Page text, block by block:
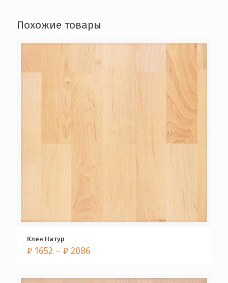
Похожие товары
Клен Натур
₽ 1652 – ₽ 2086